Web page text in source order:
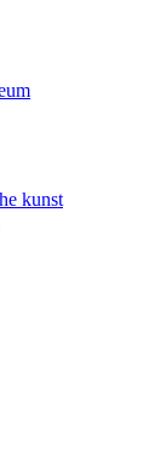
kunst